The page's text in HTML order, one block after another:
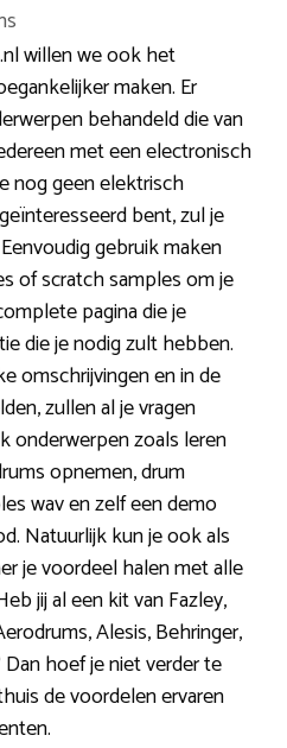
willen we ook het
maken. Er
behandeld die van
met een electronisch
nog geen elektrisch
bent, zul je
gebruik maken
of scratch samples om je
pagina die je
die je nodig zult hebben.
omschrijvingen en in de
zullen al je vragen
onderwerpen zoals leren
opnemen, drum
wav en zelf een demo
Natuurlijk kun je ook als
je voordeel halen met alle
jij al een kit van Fazley,
Alesis, Behringer,
hoef je niet verder te
de voordelen ervaren